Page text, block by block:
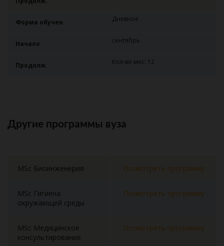
Форма обучен. Дневное
Начало сентябрь
Продолж. Кол-во мес: 12
Другие программы вуза
MSc Биоинженерия Посмотреть программу
MSc Гигиена
окружающей среды
Посмотреть программу
MSc Медицинское
консультирование
Посмотреть программу